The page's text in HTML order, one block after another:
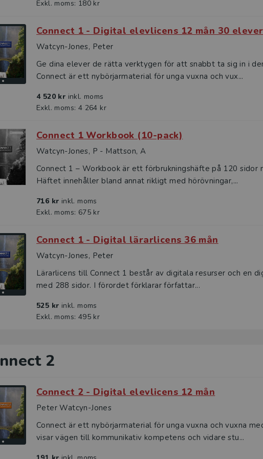
Exkl. moms: 180 kr
Connect 1 - Digital elevlicens 12 mån 30 elever
Watcyn-Jones, Peter
Ge dina elever de rätta verktygen för att snabbt ta sig in i
Connect är ett nybörjarmaterial för unga vuxna och vux...
4 520 kr inkl. moms
Exkl. moms: 4 264 kr
Connect 1 Workbook (10-pack)
Watcyn-Jones, P - Mattson, A
Connect 1 – Workbook är ett förbrukningshäfte på 120 sidor
Häftet innehåller bland annat rikligt med hörövningar,...
716 kr inkl. moms
Exkl. moms: 675 kr
Connect 1 - Digital lärarlicens 36 mån
Watcyn-Jones, Peter
Lärarlicens till Connect 1 består av digitala resurser och en
med 288 sidor. I förordet förklarar författar...
525 kr inkl. moms
Exkl. moms: 495 kr
2
Connect 2 - Digital elevlicens 12 mån
Peter Watcyn-Jones
Connect är ett nybörjarmaterial för unga vuxna och vuxna
visar vägen till kommunikativ kompetens och vidare stu...